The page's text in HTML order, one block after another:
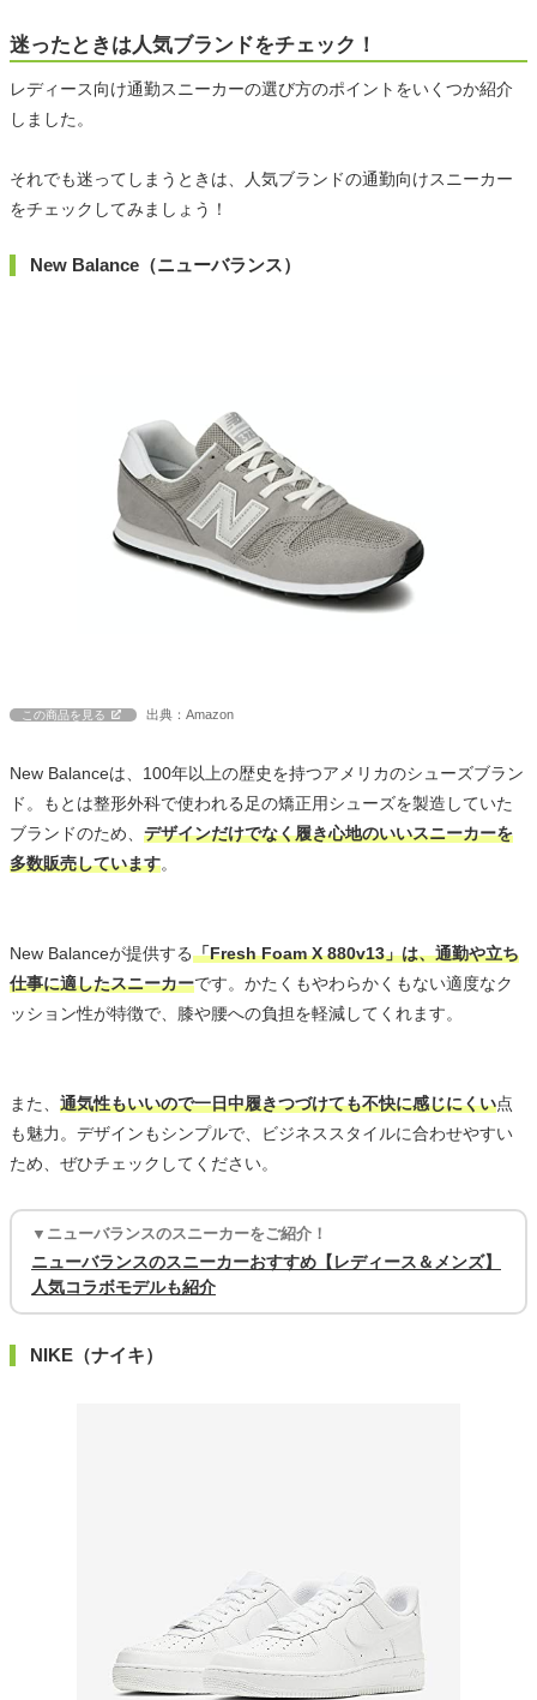
迷ったときは人気ブランドをチェック！
レディース向け通勤スニーカーの選び方のポイントをいくつか紹介
しました。
それでも迷ってしまうときは、人気ブランドの通勤向けスニーカー
をチェックしてみましょう！
New Balance（ニューバランス）
この商品を見る 出典：Amazon
New Balanceは、100年以上の歴史を持つアメリカのシューズブラン
ド。もとは整形外科で使われる足の矯正用シューズを製造していた
ブランドのため、 デザインだけでなく履き心地のいいスニーカーを
多数販売しています。
New Balanceが提供する「Fresh Foam X 880v13」は、通勤や立ち
仕事に適したスニーカーです。かたくもやわらかくもない適度なク
ッション性が特徴で、膝や腰への負担を軽減してくれます。
また、 通気性もいいので一日中履きつづけても不快に感じにくい点
も魅力。デザインもシンプルで、ビジネススタイルに合わせやすい
ため、ぜひチェックしてください。
▼ニューバランスのスニーカーをご紹介！
ニューバランスのスニーカーおすすめ【レディース＆メンズ】
人気コラボモデルも紹介
NIKE（ナイキ）